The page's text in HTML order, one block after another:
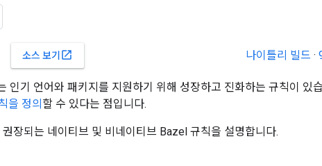
소스 보기 open_in_new 나이틀리 빌드 ·
인기 언어와 패키지를 지원하기 위해 성장하고 진화하는 규칙이 있
을 정의 할 수 있다는 점입니다.
장되는 네이티브 및 비네이티브 Bazel 규칙을 설명합니다.